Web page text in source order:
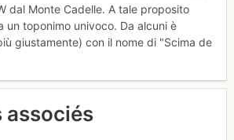
dal Monte Cadelle. A tale proposito
un toponimo univoco. Da alcuni è
giustamente) con il nome di "Scima de
associés